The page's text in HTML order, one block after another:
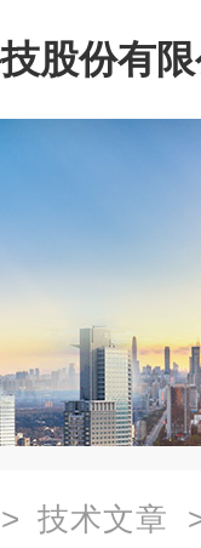
股份有
> 技术文章